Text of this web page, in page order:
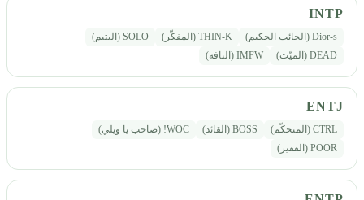
INTP
Dior-s (الخائب الحكيم) THIN-K (المفكّر)
SOLO (اليتيم)
DEAD (الميّت)
IMFW (التافه)
ENTJ
CTRL (المتحكّم) BOSS (القائد)
WOC! (صاحب يا ويلي)
POOR (الفقير)